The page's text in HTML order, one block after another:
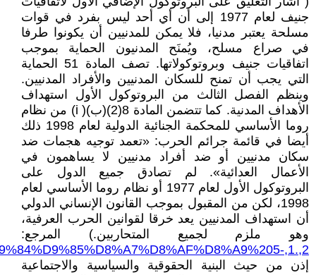
جنيف لعام 1977 إلى أن أي أحد ليس بفرد في قوات
مسلحة يعتبر مدنيا، فلا يمكن للمدنيين أن يكونوا طرفا
في صراع مسلح، ويُمنَح المدنيون الحماية بموجب
اتفاقيات جنيف وبروتوكولاتها. تصف المادة 51 الحماية
التي يجب أن تمنح للسكان المدنيين والأفراد المدنيين.
وينظم الفصل الثالث من البروتوكول الأول استهداف
الأهداف المدنية. كما تتضمن المادة 8(2)(ب)( i) من نظام
روما الأساسي للمحكمة الجنائية الدولية لعام 1998 ذلك
أيضا في قائمة جرائم الحرب: «تعمد توجيه هجمات ضد
سكان مدنيين أو ضد أفراد مدنيين لا يساهمون في
الأعمال العدائية». لم تصادق جميع الدول على
البروتوكول الأول لعام 1977 أو نظام روما الأساسي لعام
1998، لكن من المقبول بموجب القانون الإنساني الدولي
أن استهداف المدنيين يعد خرقا لقوانين الحرب العرفية،
وهو ملزم لجميع المتحاربين.) المرجع:
,1.,2
إذن من حيث البنية الحقوقية والسياسية والاجتماعية